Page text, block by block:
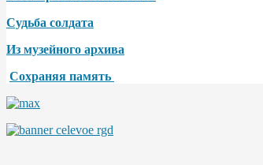
Судьба солдата
Из музейного архива
Сохраняя память